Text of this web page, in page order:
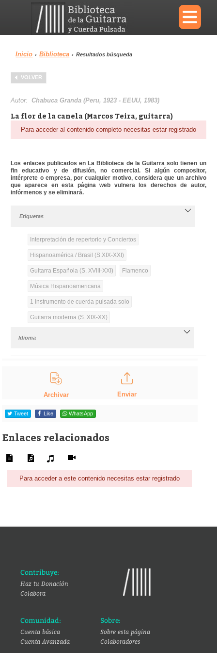
×
Menu
Biblioteca Diccionario
Inicio › Biblioteca › Resultados búsqueda
VOLVER
Autor:Chabuca Granda (Peru, 1923 - EEUU, 1983)
La flor de la canela (Marcos Teira, guitarra)
Para acceder al contenido completo necesitas estar registrado
Los enlaces publicados en La Biblioteca de la Guitarra solo tienen un
fin educativo y de difusión, no comercial. Si algún compositor,
intérprete o empresa, por cualquier motivo, considera que un archivo
que aparece en esta página web vulnera los derechos de autor,
infórmenos y se eliminará.
Etiquetas
Interpretación de repertorio y Conciertos
Hispanoamérica / Brasil (S.XIX-XXI)
Guitarra Española (S. XVIII-XXI) Flamenco
Música Hispanoamericana
1 instrumento de cuerda pulsada solo
Guitarra moderna (S. XIX-XX)
Idioma
Archivar Enviar
Tweet Like WhatsApp
Enlaces relacionados
Para acceder a este contenido necesitas estar registrado
Contribuye:
Haz tu Donación
Colabora
Comunidad:
Cuenta básica
Cuenta Avanzada
Sobre:
Sobre esta página
Colaboradores